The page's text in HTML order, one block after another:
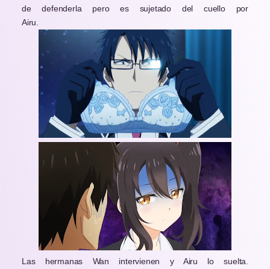
de defenderla pero es sujetado del cuello por
Airu.
Las hermanas Wan intervienen y Airu lo suelta.